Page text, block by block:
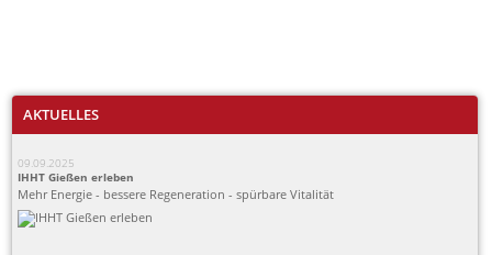
AKTUELLES
09.09.2025
IHHT Gießen erleben
Mehr Energie - bessere Regeneration - spürbare Vitalität